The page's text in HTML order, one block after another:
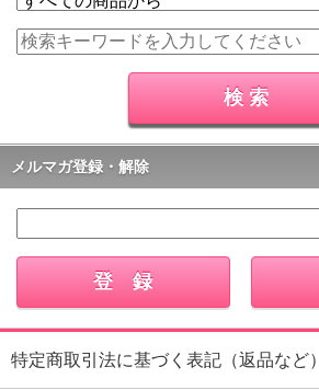
メルマガ登録・解除
特定商取引法に基づく表記（返品など）